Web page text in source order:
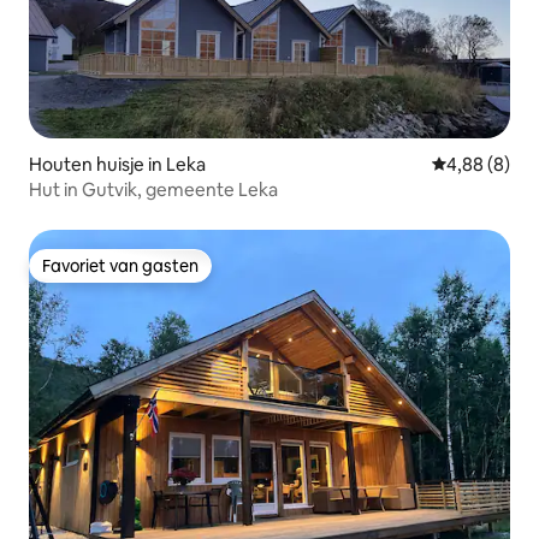
Houten huisje in Leka Gemiddelde
4,88 (8)
Hut in Gutvik, gemeente Leka
Favoriet van gasten
Favoriet van gasten